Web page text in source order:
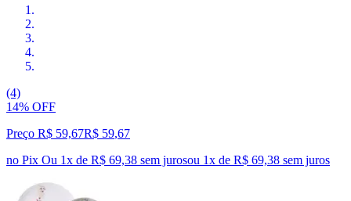
(4)
14% OFF
Preço R$ 59,67R$ 59,67
no Pix Ou 1x de R$ 69,38 sem jurosou 1x de R$ 69,38 sem juros